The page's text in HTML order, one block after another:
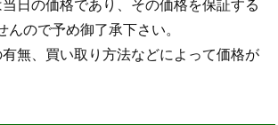
日の価格であり、その価格を保証する
んので予め御了承下さい。
無、買い取り方法などによって価格が